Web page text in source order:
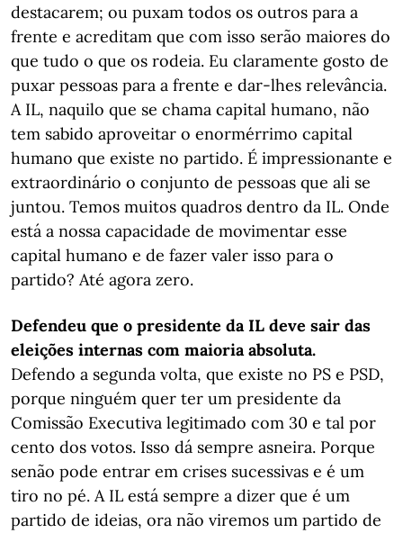
destacarem; ou puxam todos os outros para a
frente e acreditam que com isso serão maiores do
que tudo o que os rodeia. Eu claramente gosto de
puxar pessoas para a frente e dar-lhes relevância.
A IL, naquilo que se chama capital humano, não
tem sabido aproveitar o enormérrimo capital
humano que existe no partido. É impressionante e
extraordinário o conjunto de pessoas que ali se
juntou. Temos muitos quadros dentro da IL. Onde
está a nossa capacidade de movimentar esse
capital humano e de fazer valer isso para o
partido? Até agora zero.
Defendeu que o presidente da IL deve sair das
eleições internas com maioria absoluta.
Defendo a segunda volta, que existe no PS e PSD,
porque ninguém quer ter um presidente da
Comissão Executiva legitimado com 30 e tal por
cento dos votos. Isso dá sempre asneira. Porque
senão pode entrar em crises sucessivas e é um
tiro no pé. A IL está sempre a dizer que é um
partido de ideias, ora não viremos um partido de